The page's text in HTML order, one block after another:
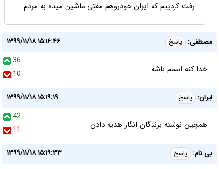
رفت کردییم که ایران خودروهم مفتی ماشین میده به مردم
مصطفی: پاسخ
۱۳۹۹/۱۱/۱۸ ۱۵:۱۶:۴۶
36
10
خدا کنه اسمم باشه
ایران: پاسخ
۱۳۹۹/۱۱/۱۸ ۱۵:۱۹:۱۹
42
11
همچین نوشته برندگان انگار هدیه دادن
بی نام: پاسخ
۱۳۹۹/۱۱/۱۸ ۱۵:۱۹:۳۳